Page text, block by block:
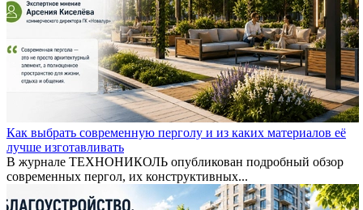
Как выбрать современную перголу и из каких материалов её
лучше изготавливать
В журнале ТЕХНОНИКОЛЬ опубликован подробный обзор
современных пергол, их конструктивных...